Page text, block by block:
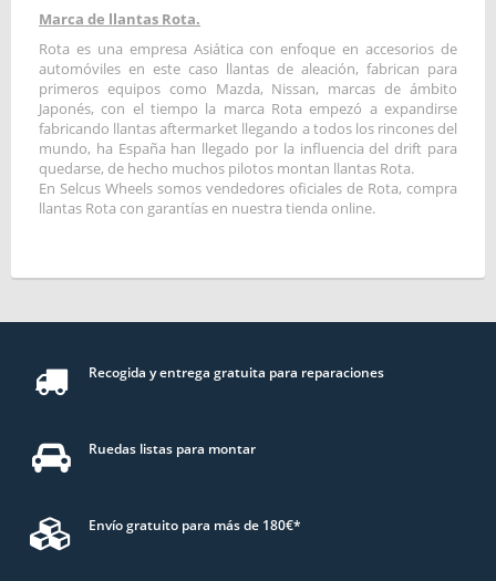
Marca de llantas Rota.
Rota es una empresa Asiática con enfoque en accesorios de
automóviles en este caso llantas de aleación, fabrican para
primeros equipos como Mazda, Nissan, marcas de ámbito
Japonés, con el tiempo la marca Rota empezó a expandirse
fabricando llantas aftermarket llegando a todos los rincones del
mundo, ha España han llegado por la influencia del drift para
quedarse, de hecho muchos pilotos montan llantas Rota.
En Selcus Wheels somos vendedores oficiales de Rota, compra
llantas Rota con garantías en nuestra tienda online.
Recogida y entrega gratuita para reparaciones
Ruedas listas para montar
Envío gratuito para más de 180€*